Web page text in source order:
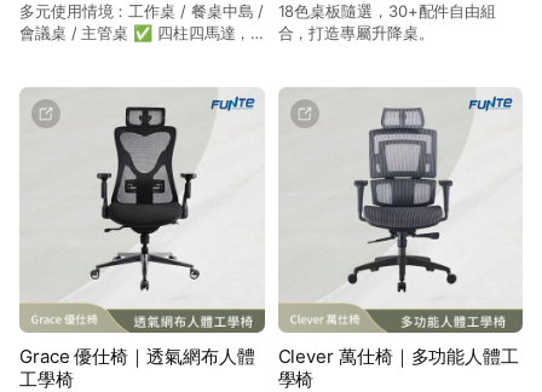
多元使用情境：工作桌 / 餐桌中島 /
會議桌 / 主管桌 ✅ 四柱四馬達，
桌板） ✅ 四段記憶模式，可記憶
四種不同坐站高度 ✅ 附藏線掛
布，輕鬆收納電線，乾淨又美觀
18色桌板隨選，30+配件自由組
合，打造專屬升降桌。
Grace 優仕椅｜透氣網布人體
工學椅
Clever 萬仕椅｜多功能人體工
學椅